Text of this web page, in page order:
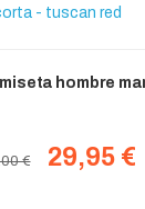
hombre
€ 29,95 €